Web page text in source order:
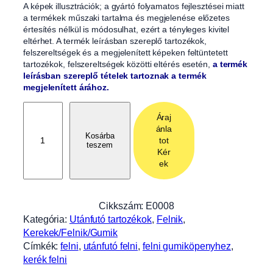
A képek illusztrációk; a gyártó folyamatos fejlesztései miatt
a termékek műszaki tartalma és megjelenése előzetes
értesítés nélkül is módosulhat, ezért a tényleges kivitel
eltérhet. A termék leírásban szereplő tartozékok,
felszereltségek és a megjelenített képeken feltüntetett
tartozékok, felszereltségek közötti eltérés esetén, a termék
leírásban szereplő tételek tartoznak a termék
megjelenített árához.
×
8
,
4
Kosárba
teszem
Áraj
ánla
tot
Kér
ek
Cikkszám: E0008
Kategória: Utánfutó tartozékok, Felnik
Kerekek/Felnik/Gumik
Címkék:felni, utánfutó felni, felni gumiköpenyhez
kerék felni